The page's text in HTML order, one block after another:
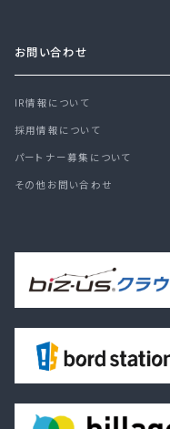
お問い合わせ
IR情報について
採用情報について
パートナー募集について
その他お問い合わせ